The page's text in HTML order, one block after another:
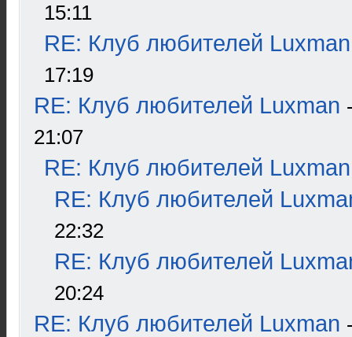
15:11
RE: Клуб любителей Luxman
17:19
RE: Клуб любителей Luxman
21:07
RE: Клуб любителей Luxman
RE: Клуб любителей
22:32
RE: Клуб любителей
20:24
RE: Клуб любителей Luxman